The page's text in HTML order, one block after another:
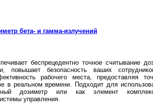
бета- и гамма-излучений
беспрецедентно точное считывание
повышает безопасность ваших
рабочего места, предоставляя
в реальном времени. Подходит для
дозиметр или как элемент
управления.